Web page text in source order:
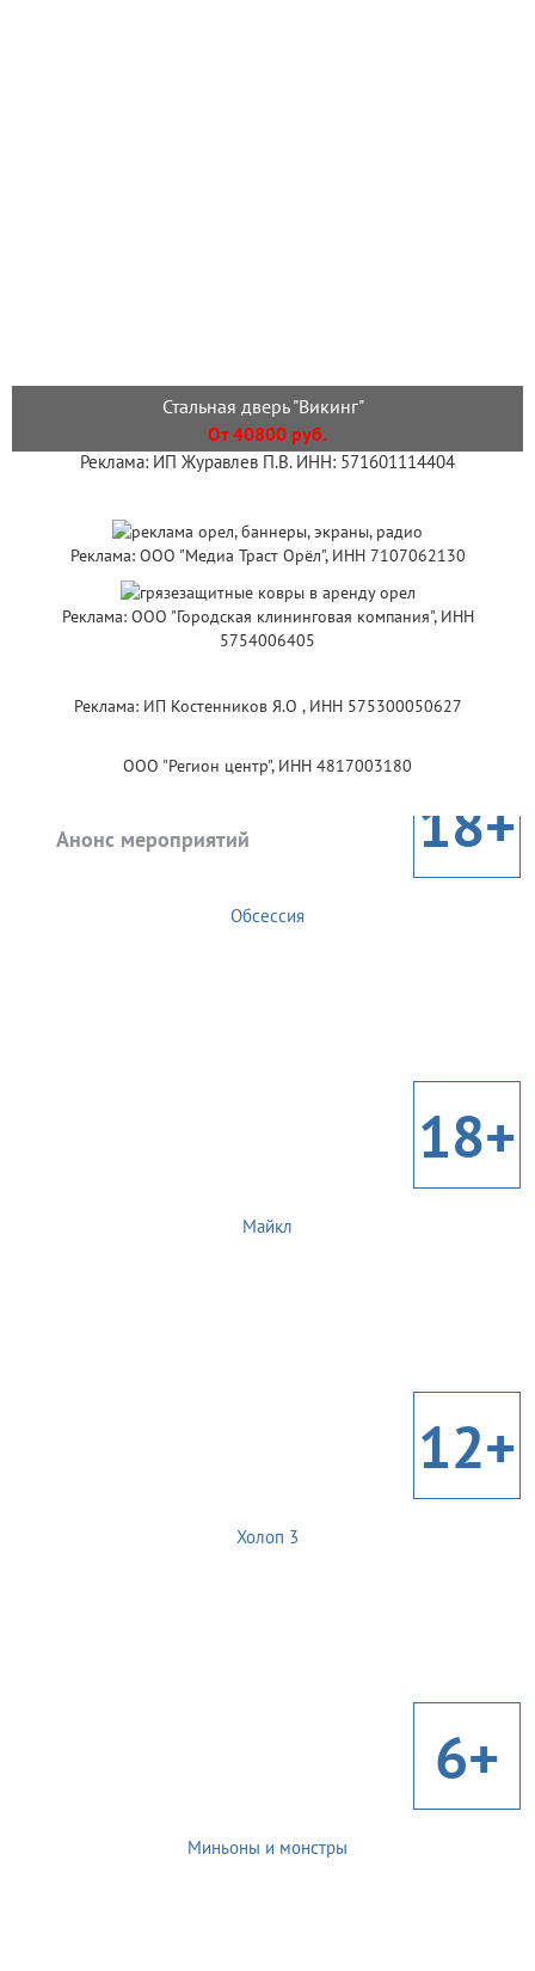
Стальная дверь "Викинг"
От 40800 руб.
Реклама: ИП Журавлев П.В. ИНН: 571601114404
Реклама: ООО "Медиа Траст Орёл", ИНН 7107062130
Реклама: ООО "Городская клининговая компания", ИНН
5754006405
Реклама: ИП Костенников Я.О , ИНН 575300050627
ООО "Регион центр", ИНН 4817003180
Анонс мероприятий 18+
Обсессия
18+
Майкл
12+
Холоп 3
6+
Миньоны и монстры